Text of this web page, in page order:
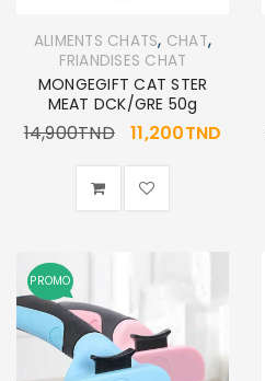
ALIMENTS CHATS, CHAT,
FRIANDISES CHAT
MONGEGIFT CAT STER
MEAT DCK/GRE 50g
14,900TND 11,200TND
PROMO